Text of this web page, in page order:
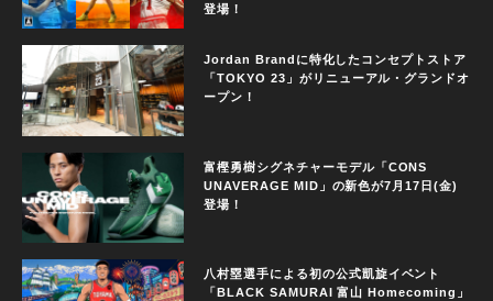
登場！
Jordan Brandに特化したコンセプトストア
「TOKYO 23」がリニューアル・グランドオ
ープン！
富樫勇樹シグネチャーモデル「CONS
UNAVERAGE MID」の新色が7月17日(金)
登場！
八村塁選手による初の公式凱旋イベント
「BLACK SAMURAI 富山 Homecoming」